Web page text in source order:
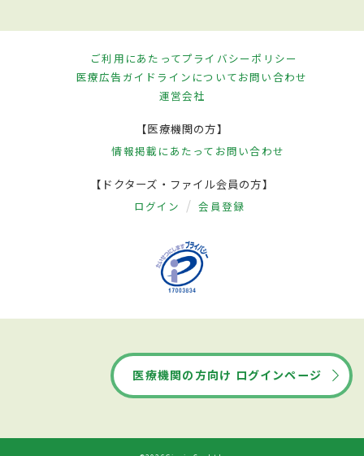
ご利用にあたってプライバシーポリシー
医療広告ガイドラインについてお問い合わせ
運営会社
【医療機関の方】
情報掲載にあたって お問い合わせ
【ドクターズ・ファイル会員の方】
ログイン 会員登録
医療機関の方向け ログインページ